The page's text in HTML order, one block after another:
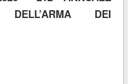
DELL’ARMA DEI